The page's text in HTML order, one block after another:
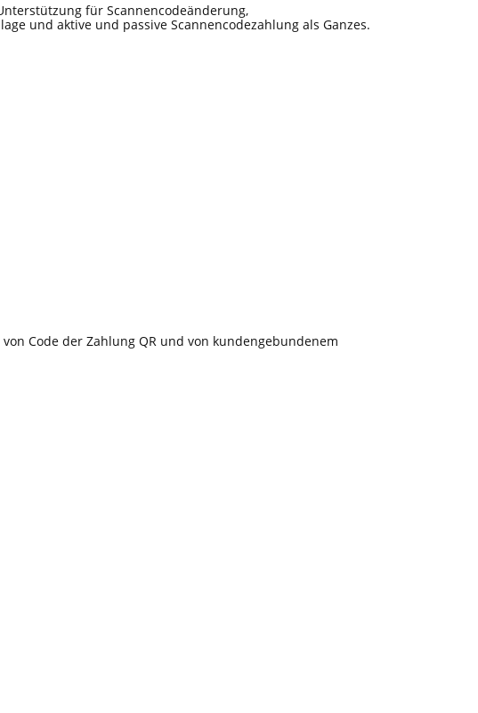
für Scannencodeänderung,
und aktive und passive Scannencodezahlung als Ganzes.
Code der Zahlung QR und von kundengebundenem